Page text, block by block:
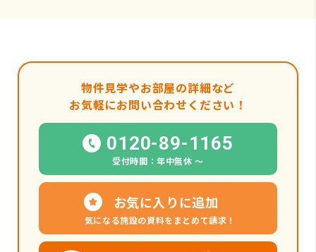
物件見学やお部屋の詳細など
お気軽にお問い合わせください！
0120-89-1165
受付時間：年中無休 〜
お気に入りに追加
気になる施設の資料をまとめて請求！